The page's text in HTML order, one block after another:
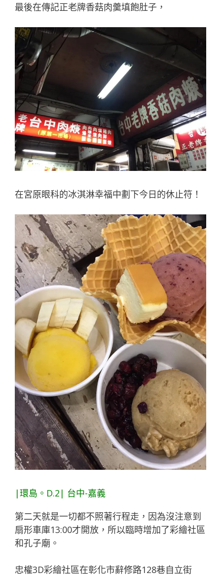
最後在傳記正老牌香菇肉羹填飽肚子，
在宮原眼科的冰淇淋幸福中劃下今日的休止符！
|環島。D.2| 台中-嘉義
第二天就是一切都不照著行程走，因為沒注意到
扇形車庫13:00才開放，所以臨時增加了彩繪社區
和孔子廟。
忠權3D彩繪社區在彰化市辭修路128巷自立街